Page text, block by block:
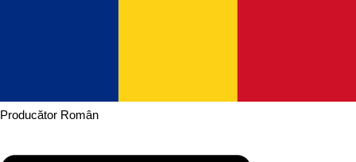
Producător Român